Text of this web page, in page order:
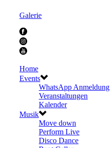
Galerie
Home
Events
WhatsApp Anmeldung
Veranstaltungen
Kalender
Musik
Move down
Perform Live
Disco Dance